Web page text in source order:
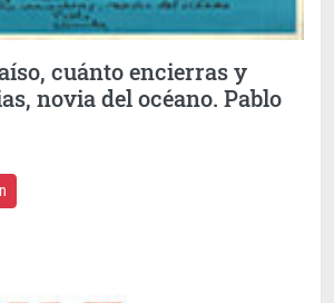
cuánto encierras y
novia del océano. Pablo